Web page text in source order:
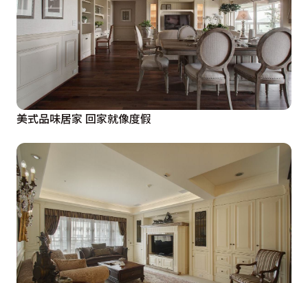
美式品味居家 回家就像度假